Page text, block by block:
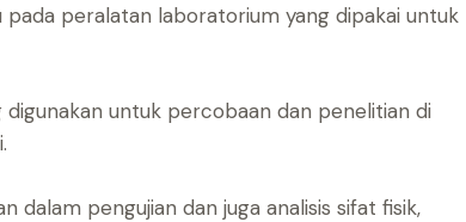
peralatan laboratorium yang dipakai untuk
untuk percobaan dan penelitian di
dalam pengujian dan juga analisis sifat fisik,